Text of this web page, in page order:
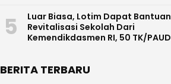
5
Luar Biasa, Lotim Dapat Bantuan
Revitalisasi Sekolah Dari
Kemendikdasmen RI, 50 TK/PAUD
BERITA TERBARU